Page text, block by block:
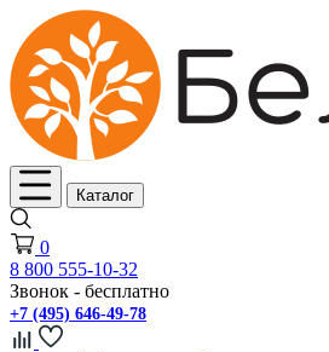
Каталог
0
8 800 555-10-32
Звонок - бесплатно
+7 (495) 646-49-78